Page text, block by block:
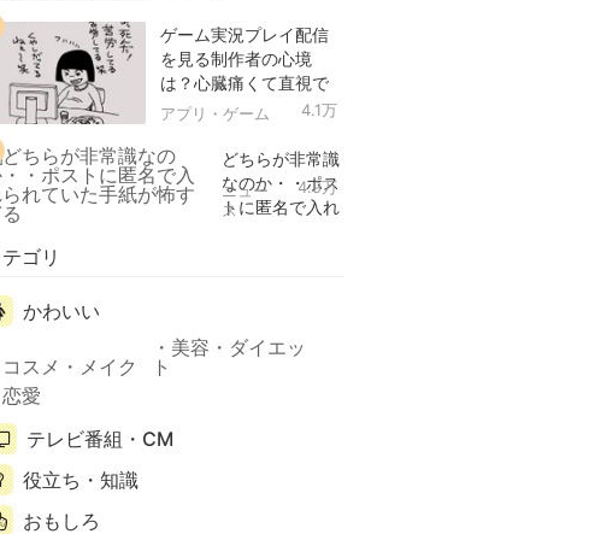
ゲーム実況プレイ配信
を見る制作者の心境
は？心臓痛くて直視で
きなかった！
アプリ・ゲーム 4.1万
どちらが非常識
なのか・・ポス
トに匿名で入れ
ニュー
ス
4.9万
ゴリ
かわいい
コスメ・メイク
美容・ダイエッ
ト
恋愛
テレビ番組・CM
役立ち・知識
おもしろ